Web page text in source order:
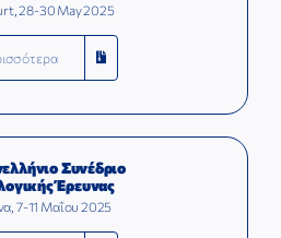
28-30 May 2025
Συνέδριο
Έρευνας
7-11 Μαΐου 2025